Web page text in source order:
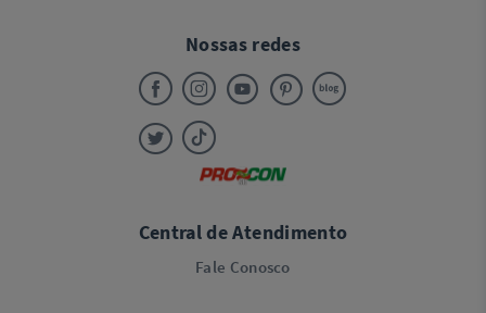
Nossas redes
Central de Atendimento
Fale Conosco